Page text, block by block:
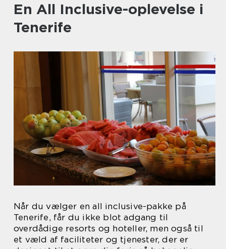
En All Inclusive-oplevelse i
Tenerife
Når du vælger en all inclusive-pakke på
Tenerife, får du ikke blot adgang til
overdådige resorts og hoteller, men også til
et væld af faciliteter og tjenester, der er